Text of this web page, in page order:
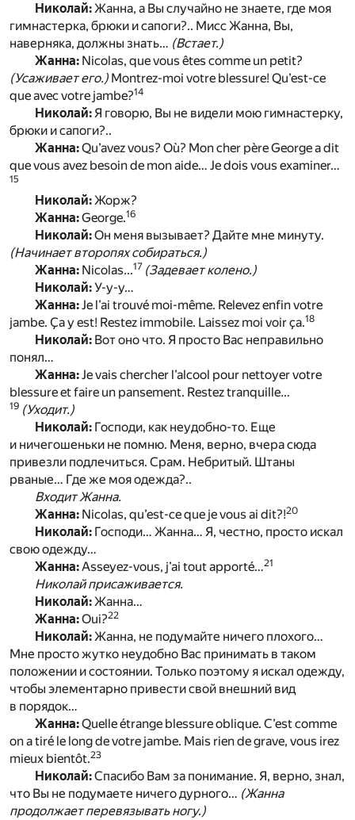
Николай:Жанна, а Вы случайно не знаете, где моя
гимнастерка, брюки и сапоги?.. Мисс Жанна, Вы,
наверняка, должны знать… (Встает.)
Жанна: Nicolas, que vous êtes comme un petit?
(Усаживает его.) Montrez-moi votre blessure! Qu’est-ce
que avec votre jambe?14
Николай:Я говорю, Вы не видели мою гимнастерку,
брюки и сапоги?..
Жанна:Qu’avez vous? Où? Mon cher père George a dit
que vous avez besoin de mon aide… Je dois vous examiner…
15
Николай:Жорж?
Жанна:George.16
Николай:Он меня вызывает? Дайте мне минуту.
(Начинает второпях собираться.)
Жанна: Nicolas…17 (Задевает колено.)
Николай:У-у-у…
Жанна:Je l’ai trouvé moi-même. Relevez enfin votre
jambe. Ça y est! Restez immobile. Laissez moi voir ça.18
Николай: Вот оно что. Я просто Вас неправильно
понял…
Жанна:Je vais chercher l’alcool pour nettoyer votre
blessure et faire un pansement. Restez tranquille…
19 (Уходит.)
Николай: Господи, как неудобно-то. Еще
и ничегошеньки не помню. Меня, верно, вчера сюда
привезли подлечиться. Срам. Небритый. Штаны
рваные… Где же моя одежда?..
Входит Жанна.
Жанна: Nicolas, qu’est-ce que je vous ai dit?!20
Николай: Господи… Жанна… Я, честно, просто искал
свою одежду…
Жанна:Asseyez-vous, j’ai tout apporté…21
Николай присаживается.
Николай:Жанна…
Жанна:Oui?22
Николай:Жанна, не подумайте ничего плохого…
Мне просто жутко неудобно Вас принимать в таком
положении и состоянии. Только поэтому я искал одежду,
чтобы элементарно привести свой внешний вид
в порядок…
Жанна:Quelle étrange blessure oblique. C’est comme
on a tiré le long de votre jambe. Mais rien de grave, vous irez
mieux bientôt.23
Николай:Спасибо Вам за понимание. Я, верно, знал,
что Вы не подумаете ничего дурного… (Жанна
продолжает перевязывать ногу.)